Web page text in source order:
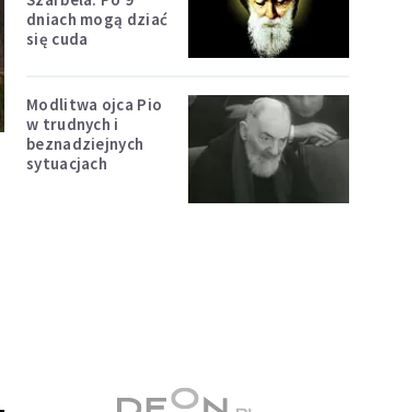
dniach mogą dziać
się cuda
Modlitwa ojca Pio
w trudnych i
beznadziejnych
sytuacjach